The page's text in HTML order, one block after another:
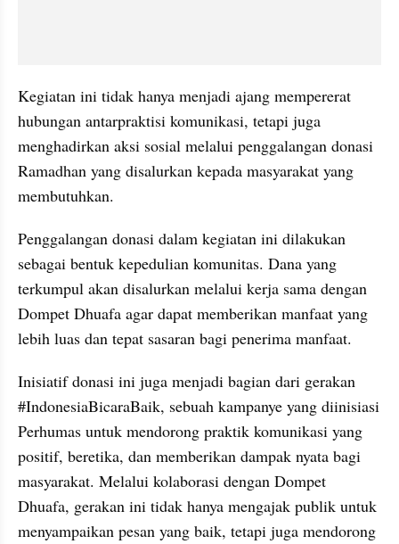
Kegiatan ini tidak hanya menjadi ajang mempererat
hubungan antarpraktisi komunikasi, tetapi juga
menghadirkan aksi sosial melalui penggalangan donasi
Ramadhan yang disalurkan kepada masyarakat yang
membutuhkan.
Penggalangan donasi dalam kegiatan ini dilakukan
sebagai bentuk kepedulian komunitas. Dana yang
terkumpul akan disalurkan melalui kerja sama dengan
Dompet Dhuafa agar dapat memberikan manfaat yang
lebih luas dan tepat sasaran bagi penerima manfaat.
Inisiatif donasi ini juga menjadi bagian dari gerakan
#IndonesiaBicaraBaik, sebuah kampanye yang diinisiasi
Perhumas untuk mendorong praktik komunikasi yang
positif, beretika, dan memberikan dampak nyata bagi
masyarakat. Melalui kolaborasi dengan Dompet
Dhuafa, gerakan ini tidak hanya mengajak publik untuk
menyampaikan pesan yang baik, tetapi juga mendorong